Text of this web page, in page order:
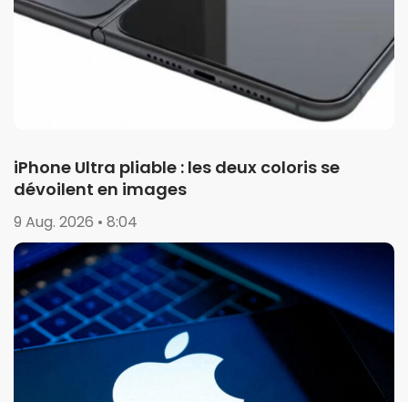
iPhone Ultra pliable : les deux coloris se
dévoilent en images
9 Aug. 2026 • 8:04